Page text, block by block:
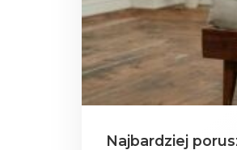
Najbardziej